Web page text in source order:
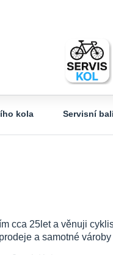
kola Servisní
cca 25let a věnuji
a samotné